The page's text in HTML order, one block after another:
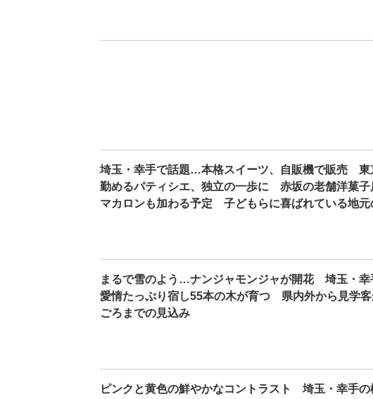
埼玉・幸手で話題…本格スイーツ、自販機で販売 東
勤めるパティシエ、独立の一歩に 赤坂の老舗洋菓
マカロンも加わる予定 子どもらに喜ばれている地元
まるで雪のよう…ナンジャモンジャが開花 埼玉・幸
愛情たっぷり宿し55本の木が育つ 県内外から見学
ごろまでの見込み
ピンクと黄色の鮮やかなコントラスト 埼玉・幸手